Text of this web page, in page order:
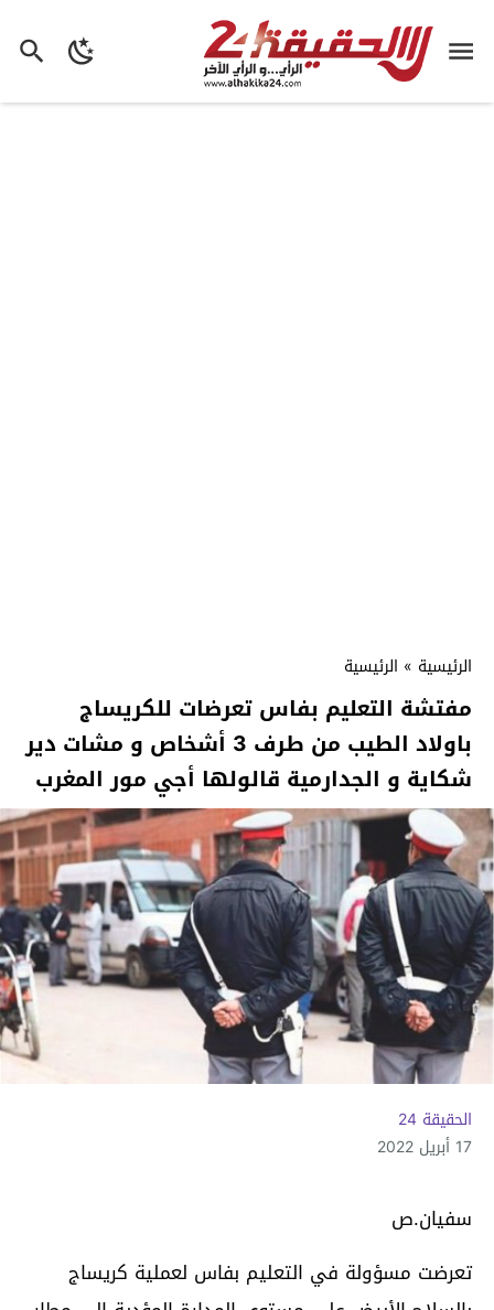
الرئيسية » الرئيسية
مفتشة التعليم بفاس تعرضات للكريساج
باولاد الطيب من طرف 3 أشخاص و مشات دير
شكاية و الجدارمية قالولها أجي مور المغرب
الحقيقة 24
17 أبريل 2022
سفيان.ص
تعرضت مسؤولة في التعليم بفاس لعملية كريساج